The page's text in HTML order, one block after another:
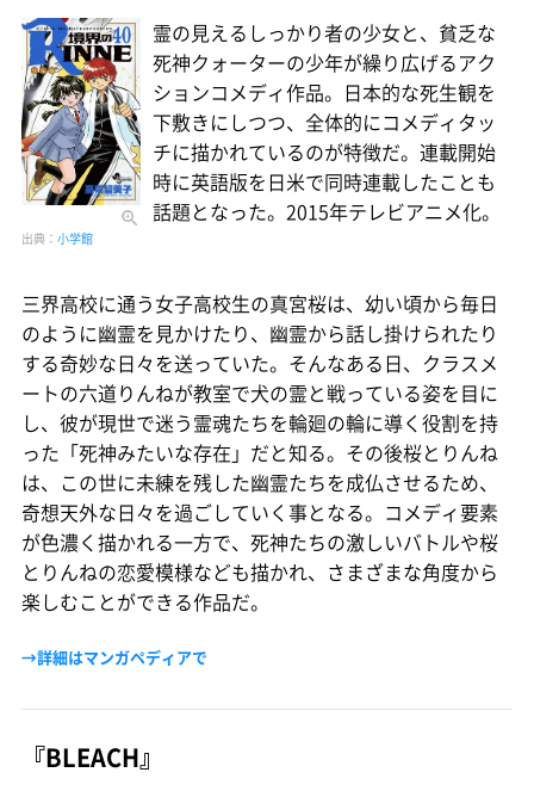
出典： 小学館
霊の見えるしっかり者の少女と、貧乏な
死神クォーターの少年が繰り広げるアク
ションコメディ作品。日本的な死生観を
下敷きにしつつ、全体的にコメディタッ
チに描かれているのが特徴だ。連載開始
時に英語版を日米で同時連載したことも
話題となった。2015年テレビアニメ化。
三界高校に通う女子高校生の真宮桜は、幼い頃から毎日
のように幽霊を見かけたり、幽霊から話し掛けられたり
する奇妙な日々を送っていた。そんなある日、クラスメ
ートの六道りんねが教室で犬の霊と戦っている姿を目に
し、彼が現世で迷う霊魂たちを輪廻の輪に導く役割を持
った「死神みたいな存在」だと知る。その後桜とりんね
は、この世に未練を残した幽霊たちを成仏させるため、
奇想天外な日々を過ごしていく事となる。コメディ要素
が色濃く描かれる一方で、死神たちの激しいバトルや桜
とりんねの恋愛模様なども描かれ、さまざまな角度から
楽しむことができる作品だ。
→詳細はマンガペディアで
『BLEACH』